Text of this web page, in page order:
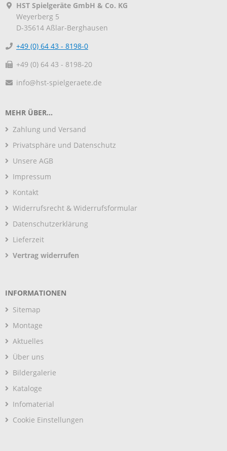
HST Spielgeräte GmbH & Co. KG
Weyerberg 5
D-35614 Aßlar-Berghausen
+49 (0) 64 43 - 8198-0
+49 (0) 64 43 - 8198-20
info@hst-spielgeraete.de
MEHR ÜBER...
Zahlung und Versand
Privatsphäre und Datenschutz
Unsere AGB
Impressum
Kontakt
Widerrufsrecht & Widerrufsformular
Datenschutzerklärung
Lieferzeit
Vertrag widerrufen
INFORMATIONEN
Sitemap
Montage
Aktuelles
Über uns
Bildergalerie
Kataloge
Infomaterial
Cookie Einstellungen